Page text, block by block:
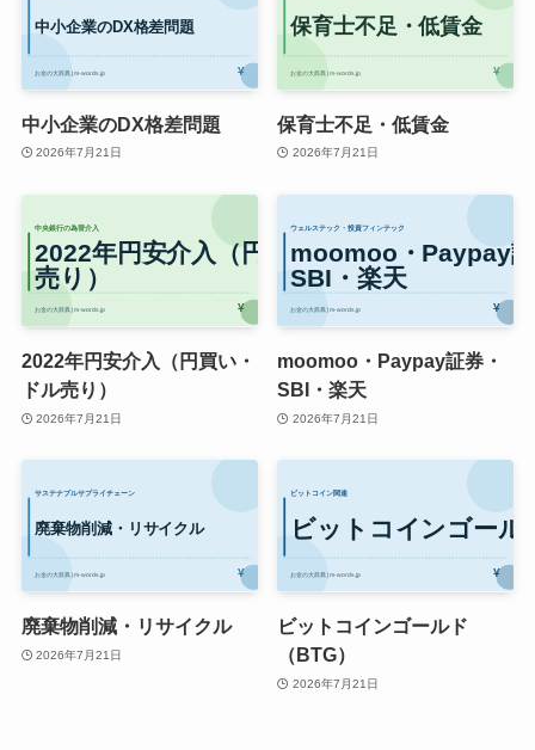
中小企業のDX格差問題
2026年7月21日
保育士不足・低賃金
2026年7月21日
2022年円安介入（円買い・
ドル売り）
2026年7月21日
moomoo・Paypay証券・
SBI・楽天
2026年7月21日
廃棄物削減・リサイクル
2026年7月21日
ビットコインゴールド
（BTG）
2026年7月21日